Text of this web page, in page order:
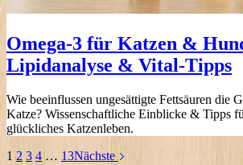
Omega-3 für Katzen &
Lipidanalyse & Vital-Tipps
Wie beeinflussen ungesättigte Fettsäuren die
Katze? Wissenschaftliche Einblicke & Tipps
glückliches Katzenleben.
1 2 3 4 … 13Nächste